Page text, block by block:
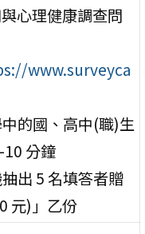
心理健康調查問
www.surveyca
的國、高中(職)生
分鐘
出 5 名填答者贈
元)」乙份